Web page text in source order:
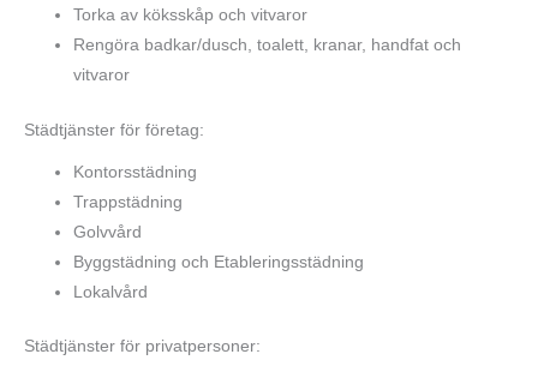
Torka av köksskåp och vitvaror
Rengöra badkar/dusch, toalett, kranar, handfat och
vitvaror
Städtjänster för företag:
Kontorsstädning
Trappstädning
Golvvård
Byggstädning och Etableringsstädning
Lokalvård
Städtjänster för privatpersoner: